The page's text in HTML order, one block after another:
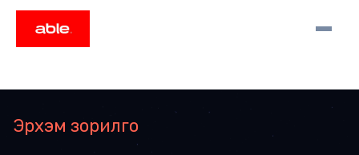
Эрхэм зорилго